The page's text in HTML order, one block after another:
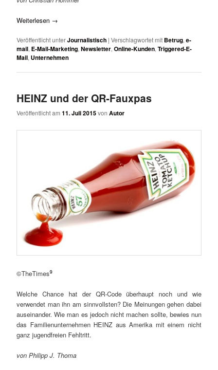
Weiterlesen →
Veröffentlicht unterJournalistisch |Verschlagwortet mit Betrug,e-
mail, E-Mail-Marketing,Newsletter,Online-Kunden,Triggered-E-
Mail, Unternehmen
HEINZ und der QR-Fauxpas
Veröffentlicht am11. Juli 2015vonAutor
©TheTimes9
Welche Chance hat der QR-Code überhaupt noch und wie
verwendet man ihn am sinnvollsten? Die Meinungen gehen dabei
auseinander. Wie man es jedoch nicht machen sollte, bewies nun
das Familienunternehmen HEINZ aus Amerika mit einem nicht
ganz jugendfreien Fehltritt.
von Philipp J. Thoma